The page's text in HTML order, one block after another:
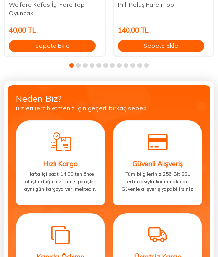
Welfare Kafes İçi Fare Top
Oyuncak
40,00TL
Sepete Ekle
Pilli Peluş Fareli Top
140,00TL
Sepete Ekle
Neden Biz?
Bizleri tercih etmeniz için geçerli birkaç sebep.
Hızlı Kargo
Hafta içi saat 14:00’ten önce
oluşturduğunuz tüm siparişler
aynı gün kargoya verilmektedir.
Güvenli Alışveriş
Tüm bilgileriniz 256 Bit SSL
sertifikasıyla korunmaktadır.
Güvenle alışveriş yapabilirsiniz.